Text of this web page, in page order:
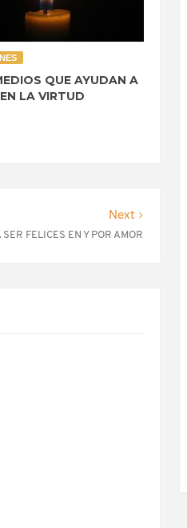
QUE AYUDAN A
LA VIRTUD
Next
FELICES EN Y POR AMOR